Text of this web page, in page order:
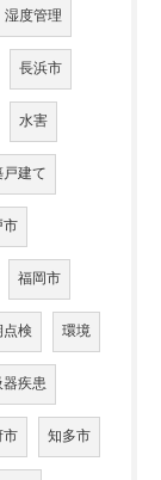
湿度管理
長浜市
水害
戸建て
市
福岡市
点検 環境
器疾患
市 知多市